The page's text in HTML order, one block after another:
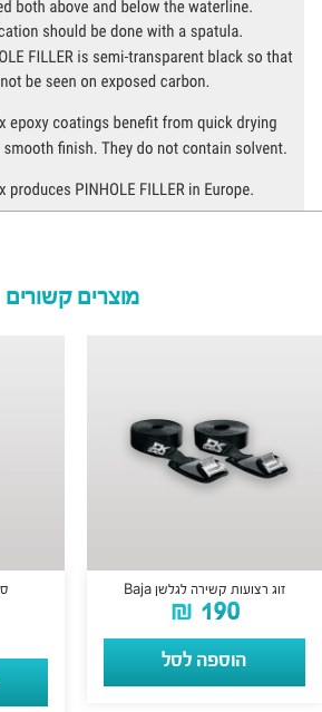
מוצרים קשורים
זוג רצועות קשירה לגלשן Baja
₪ 190
הוספה לסל